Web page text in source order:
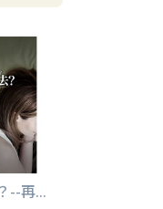
--再...